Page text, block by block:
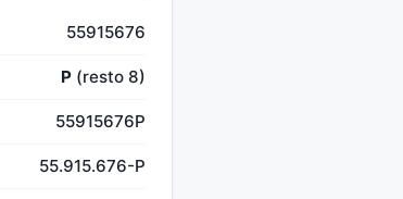
55915676
P (resto 8)
55915676P
55.915.676-P